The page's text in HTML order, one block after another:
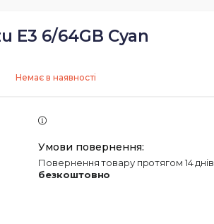
E3 6/64GB Cyan
Немає в наявності
повернення товару протягом 14 днів
безкоштовно